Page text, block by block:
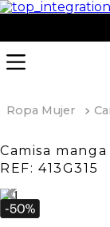
Ropa Mujer
Camisa
REF: 413G315